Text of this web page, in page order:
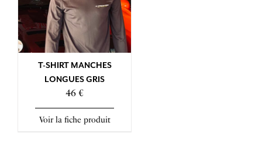
T-SHIRT MANCHES
LONGUES GRIS
46 €
Voir la fiche produit